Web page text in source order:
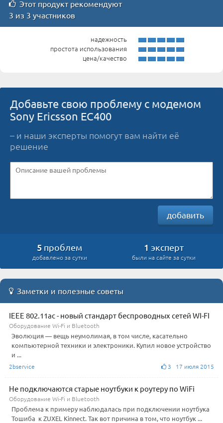
Этот продукт рекомендуют
3 из 3 участников
надежность
простота использования
цена/качество
Добавьте свою проблему с модемом
Sony Ericsson EC400
– и наши эксперты помогут вам найти её
решение
добавить
5 проблем
добавлено за сутки
1 эксперт
были на сайте за сутки
Заметки и полезные советы
IEEE 802.11ас - новый стандарт беспроводных сетей WI-FI
Оборудование Wi-Fi и Bluetooth
Эволюция — вещь неумолимая, в том числе, касательно
компьютерной техники и электроники. Купил новое устройство
и ...
2bservice 3 17 июля 2015
Не подключаются старые ноутбуки к роутеру по WiFi
Оборудование Wi-Fi и Bluetooth
Проблема к примеру наблюдалась при подключении ноутбука
Тошиба к ZUXEL Kinnect. Так вот причина в том, что ноутбук ...